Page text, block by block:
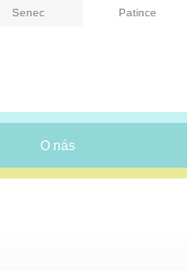
Senec Patince
O nás